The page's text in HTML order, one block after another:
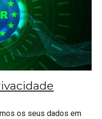
os seus dados em